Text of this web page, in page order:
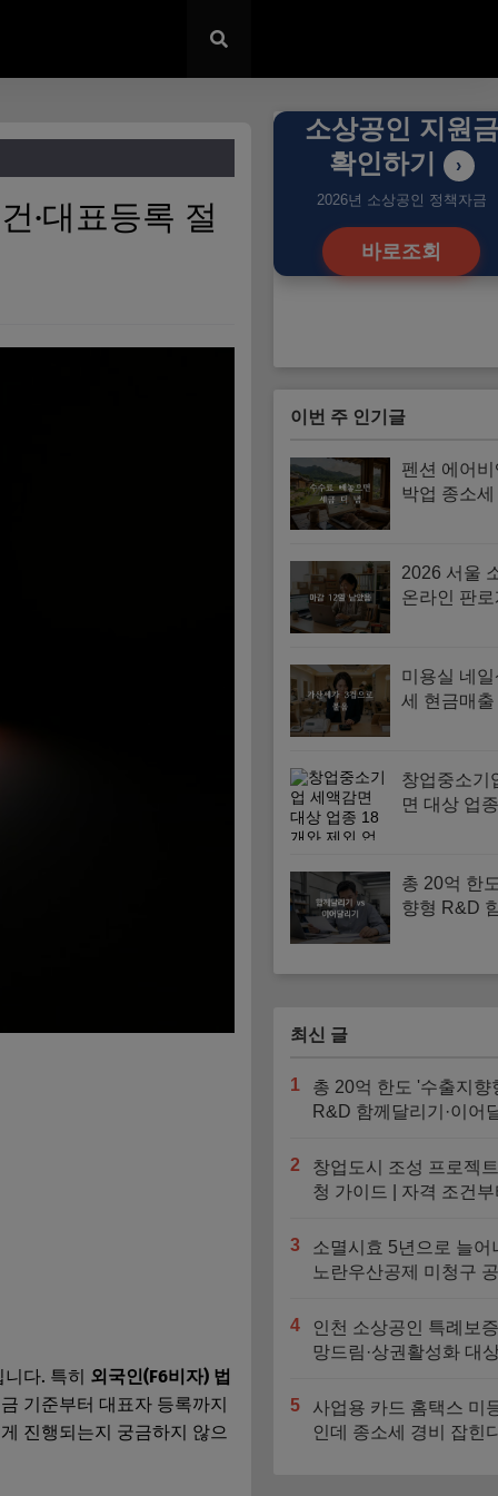
·대표등록 절
다. 특히 외국인(F6비자) 법
기준부터 대표자 등록까지
진행되는지 궁금하지 않으
소상공인 지원금
확인하기
›
2026년 소상공인 정책자금
바로조회
이번 주 인기글
펜션 에어
박업 종소
2026 서울
온라인 판
미용실 네
세 현금매
창업중소기
면 대상 업
총 20억 한
향형 R&D
최신 글
1
총 20억 한도 '수출지향
R&D 함께달리기·이어
2
창업도시 조성 프로젝
청 가이드 | 자격 조건
3
소멸시효 5년으로 늘어
노란우산공제 미청구
4
인천 소상공인 특례보
망드림·상권활성화 대
5
사업용 카드 홈택스 미
인데 종소세 경비 잡힌